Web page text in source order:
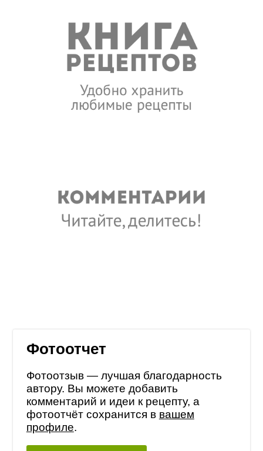
Фотоотчет
Фотоотзыв — лучшая благодарность
автору. Вы можете добавить
комментарий и идеи к рецепту, а
фотоотчёт сохранится в вашем
профиле.